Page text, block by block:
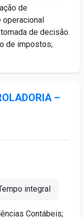
de
operacional
de decisão.
de impostos;
–
integral
Contábeis;